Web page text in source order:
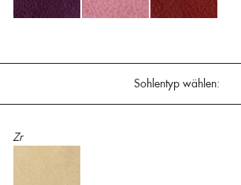
Sohlentyp wählen:
Zr